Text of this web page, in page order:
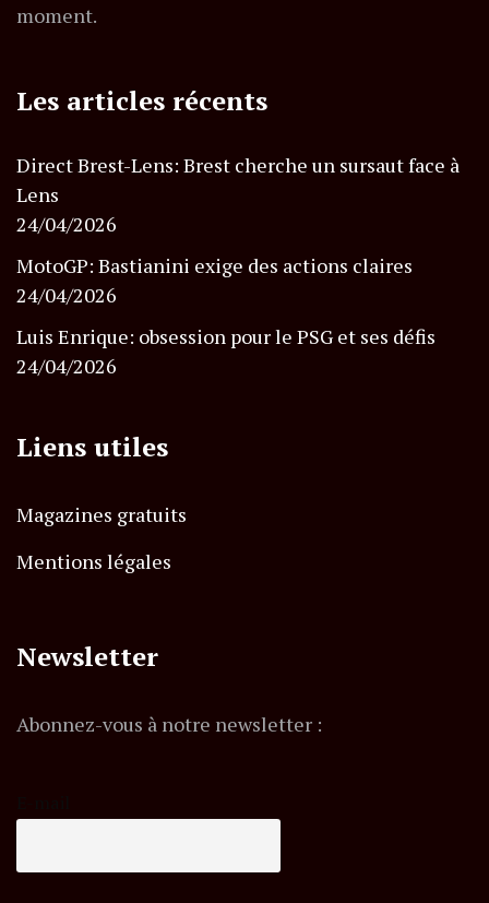
moment.
Les articles récents
Direct Brest-Lens: Brest cherche un sursaut face à
Lens
24/04/2026
MotoGP: Bastianini exige des actions claires
24/04/2026
Luis Enrique: obsession pour le PSG et ses défis
24/04/2026
Liens utiles
Magazines gratuits
Mentions légales
Newsletter
Abonnez-vous à notre newsletter :